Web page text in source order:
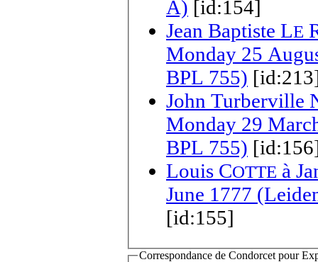
A) [id:154]
Jean Baptiste LE
Monday 25
BPL 755)
John Turberville
Monday 29
BPL 755)
Louis COTTE à
June 1777
[id:155]
Correspondance de Condorcet pour